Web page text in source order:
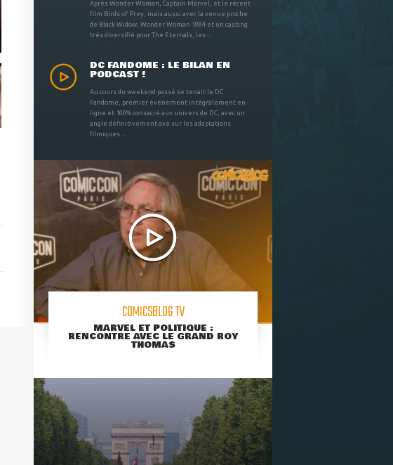
Après Wonder Woman, Captain Marvel, et le récent
film Birds of Prey, mais aussi avec la venue proche
de Black Widow, Wonder Woman 1984 et un casting
très diversifié pour The Eternals, les ...
DC FANDOME : LE BILAN EN
PODCAST !
Au cours du weekend passé se tenait le DC
Fandome, premier évènement intégralement en
ligne et 100% consacré aux univers de DC, avec un
angle définitivement axé sur les adaptations
filmiques ...
COMICSBLOG TV
MARVEL ET POLITIQUE :
RENCONTRE AVEC LE GRAND ROY
THOMAS